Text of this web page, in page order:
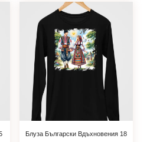
Блуза Български Вдъхновения 18